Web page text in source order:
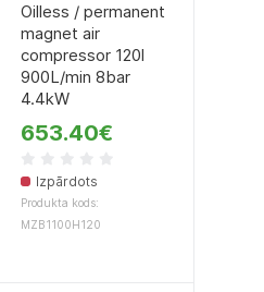
Oilless / permanent
magnet air
compressor 120l
900L/min 8bar
4.4kW
653.40€
Izpārdots
Produkta kods:
MZB1100H120